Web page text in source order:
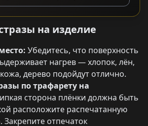
на изделие
Убедитесь, что поверхность
нагрев — хлопок, лён,
дерево подойдут отлично.
по трафарету на
сторона плёнки должна быть
расположите распечатанную
Закрепите отпечаток